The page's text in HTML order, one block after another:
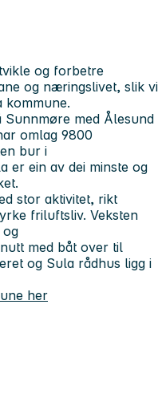
og forbetre
og næringslivet, slik vi
kommune.
med Ålesund
omlag 9800
bur i
er ein av dei minste og
stor aktivitet, rikt
friluftsliv. Veksten
med båt over til
og Sula rådhus ligg i
her